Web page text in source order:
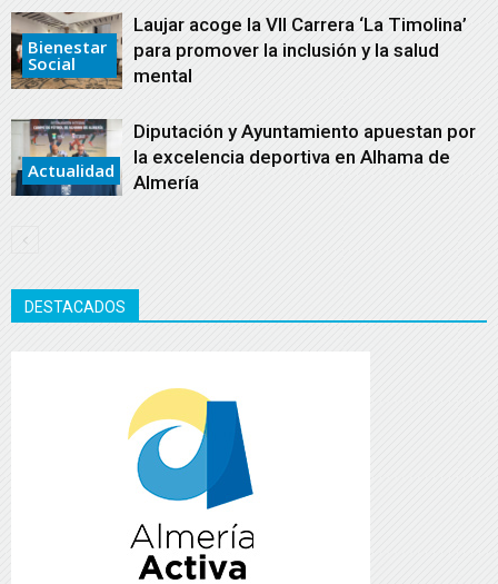
Bienestar
Social
Laujar acoge la VII Carrera ‘La Timolina’
para promover la inclusión y la salud
mental
Actualidad
Diputación y Ayuntamiento apuestan por
la excelencia deportiva en Alhama de
Almería
DESTACADOS